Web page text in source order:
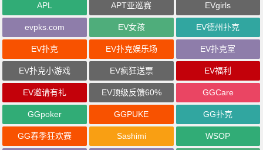
APL APT亚巡赛 EVgirls
evpks.com EV女孩 EV德州扑克
EV扑克 EV扑克娱乐场 EV扑克室
EV扑克小游戏 EV疯狂送票 EV福利
EV邀请有礼 EV顶级反馈60% GGCare
GGpoker GGPUKE GG扑克
GG春季狂欢赛 Sashimi WSOP